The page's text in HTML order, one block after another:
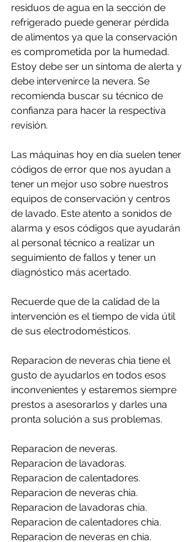
residuos de agua en la sección de
refrigerado puede generar pérdida
de alimentos ya que la conservación
es comprometida por la humedad.
Estoy debe ser un síntoma de alerta y
debe intervenirce la nevera. Se
recomienda buscar su técnico de
confianza para hacer la respectiva
revisión.
Las máquinas hoy en día suelen tener
códigos de error que nos ayudan a
tener un mejor uso sobre nuestros
equipos de conservación y centros
de lavado. Este atento a sonidos de
alarma y esos códigos que ayudarán
al personal técnico a realizar un
seguimiento de fallos y tener un
diagnóstico más acertado.
Recuerde que de la calidad de la
intervención es el tiempo de vida útil
de sus electrodomésticos.
Reparacion de neveras chia tiene el
gusto de ayudarlos en todos esos
inconvenientes y estaremos siempre
prestos a asesorarlos y darles una
pronta solución a sus problemas.
Reparacion de neveras.
Reparacion de lavadoras.
Reparacion de calentadores.
Reparacion de neveras chia.
Reparacion de lavadoras chia.
Reparacion de calentadores chia.
Reparacion de neveras en chia.